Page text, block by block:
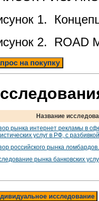
1.
2.
на покупку
Название
рынка интернет рекламы в
услуг в РФ, с
российского рынка
рынка банковских
исследование